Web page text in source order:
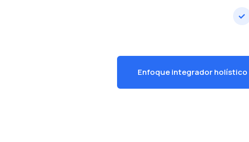
Enfoque integrador holístico